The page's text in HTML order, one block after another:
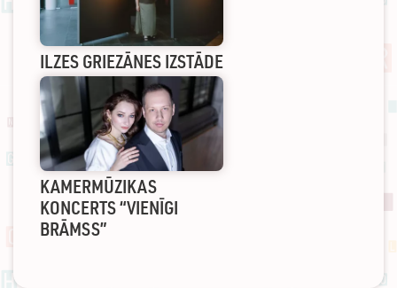
ILZES GRIEZĀNES IZSTĀDE
KAMERMŪZIKAS
KONCERTS “VIENĪGI
BRĀMSS”